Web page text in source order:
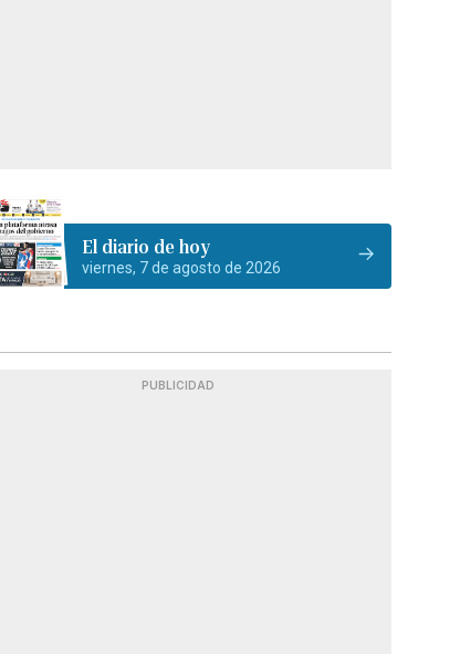
El diario de hoy
viernes, 7 de agosto de 2026
PUBLICIDAD